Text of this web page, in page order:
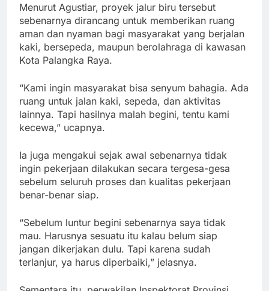
Menurut Agustiar, proyek jalur biru tersebut
sebenarnya dirancang untuk memberikan ruang
aman dan nyaman bagi masyarakat yang berjalan
kaki, bersepeda, maupun berolahraga di kawasan
Kota Palangka Raya.
“Kami ingin masyarakat bisa senyum bahagia. Ada
ruang untuk jalan kaki, sepeda, dan aktivitas
lainnya. Tapi hasilnya malah begini, tentu kami
kecewa,” ucapnya.
Ia juga mengakui sejak awal sebenarnya tidak
ingin pekerjaan dilakukan secara tergesa-gesa
sebelum seluruh proses dan kualitas pekerjaan
benar-benar siap.
“Sebelum luntur begini sebenarnya saya tidak
mau. Harusnya sesuatu itu kalau belum siap
jangan dikerjakan dulu. Tapi karena sudah
terlanjur, ya harus diperbaiki,” jelasnya.